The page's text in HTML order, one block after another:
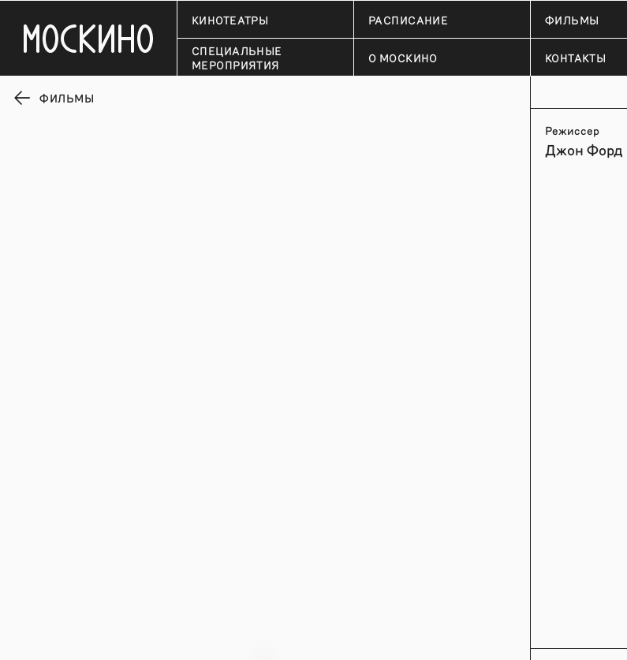
КИНОТЕАТРЫ РАСПИСАНИЕ ФИЛЬМЫ
СПЕЦИАЛЬНЫЕ
МЕРОПРИЯТИЯ
О МОСКИНО КОНТАКТЫ
ФИЛЬМЫ
Режиссер
Джон Форд